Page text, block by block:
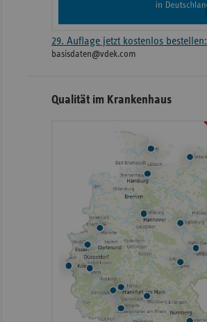
29. Auflage jetzt kostenlos bestellen:
basisdaten@vdek.com
Qualität im Krankenhaus